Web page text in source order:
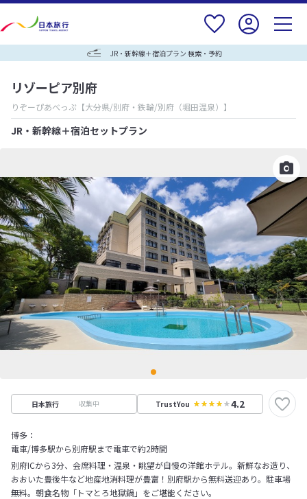
JR・新幹線＋宿泊プラン 検索・予約
リゾーピア別府
りぞーぴあべっぷ 【大分県/別府・鉄輪/別府（堀田温泉）】
JR・新幹線＋宿泊セットプラン
日本旅行 収集中 TrustYou 4.2
博多：
電車/博多駅から別府駅まで電車で約2時間
別府ICから3分、会席料理・温泉・眺望が自慢の洋館ホテル。新鮮なお造り、
おおいた豊後牛など地産地消料理が豊富！別府駅から無料送迎あり。駐車場
無料。朝食名物「トマとろ地獄鍋」をご堪能ください。